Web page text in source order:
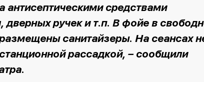
антисептическими средствами
дверных ручек и т.п. В фойе в
санитайзеры. На сеансах
рассадкой, – сообщили